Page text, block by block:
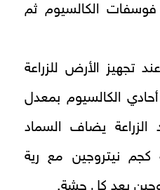
الكالسيوم ثم
تجهيز الأرض للزراعة
الكالسيوم بمعدل
الزراعة يضاف السماد
النيتروجيني بمعدل 40 كجم نيتروجين مع رية